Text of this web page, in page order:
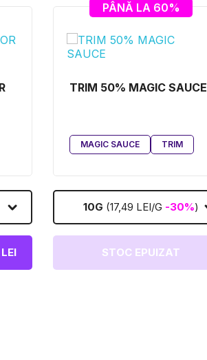
PÂNĂ LA 60%
TRIM 50% MAGIC SAUCE
MAGIC SAUCE TRIM
10G (17,49 LEI/G -30%)
STOC EPUIZAT